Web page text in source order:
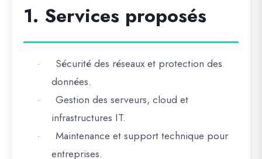
1. Services proposés
·
Sécurité des réseaux et protection des
données.
·
Gestion des serveurs, cloud et
infrastructures IT.
·
Maintenance et support technique pour
entreprises.